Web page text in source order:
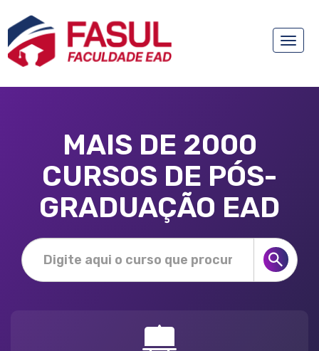
Toggle
MAIS DE 2000
CURSOS DE PÓS-
GRADUAÇÃO EAD